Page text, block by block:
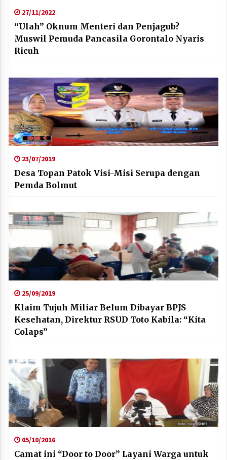
27/11/2022
“Ulah” Oknum Menteri dan Penjagub?
Muswil Pemuda Pancasila Gorontalo Nyaris
Ricuh
23/07/2019
Desa Topan Patok Visi-Misi Serupa dengan
Pemda Bolmut
25/09/2019
Klaim Tujuh Miliar Belum Dibayar BPJS
Kesehatan, Direktur RSUD Toto Kabila: “Kita
Colaps”
05/10/2016
Camat ini “Door to Door” Layani Warga untuk